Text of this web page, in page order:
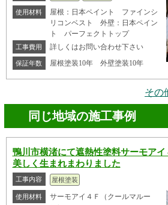
使用材料
屋根：日本ペイント ファインシ
リコンベスト 外壁：日本ペイン
ト パーフェクトトップ
工事費用 詳しくはお問い合わせ下さい
保証年数 屋根塗装10年 外壁塗装10年
その
同じ地域の施工事例
鴨川市横渚にて遮熱性塗料サーモアイ
美しく生まれまわりました
工事内容 屋根塗装
使用材料
サーモアイ４Ｆ（クールマルー